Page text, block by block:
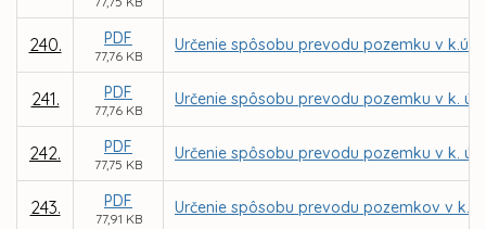
240. PDF
77,76 KB
Určenie spôsobu prevodu pozemku v k.ú.
241. PDF
77,76 KB
Určenie spôsobu prevodu pozemku v k.
242. PDF
77,75 KB
Určenie spôsobu prevodu pozemku v k.
243. PDF
77,91 KB
Určenie spôsobu prevodu pozemkov v k.